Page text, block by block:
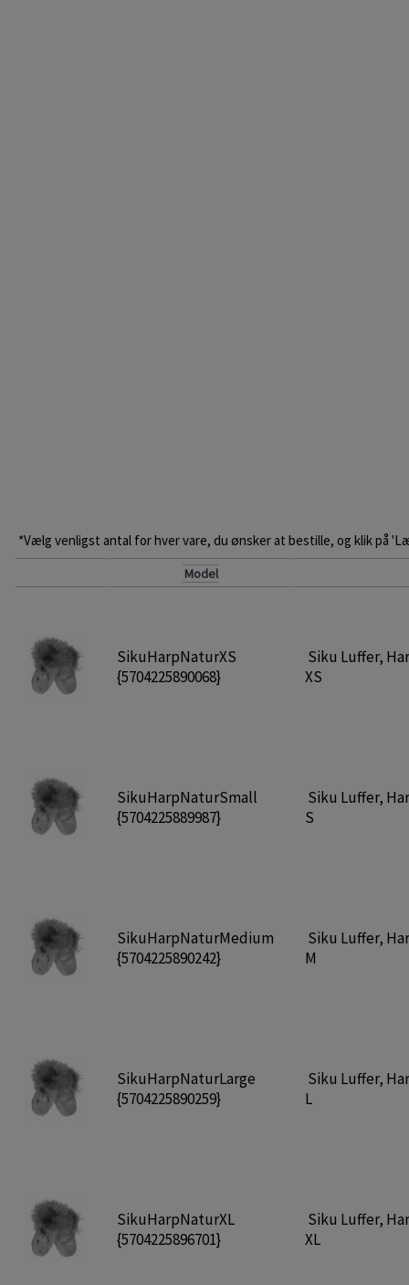
*Vælg venligst antal for hver vare, du ønsker at bestille, og klik på
Model
SikuHarpNaturXS
{5704225890068}
Siku Luffer,
XS
SikuHarpNaturSmall
{5704225889987}
Siku Luffer,
S
SikuHarpNaturMedium
{5704225890242}
Siku Luffer,
M
SikuHarpNaturLarge
{5704225890259}
Siku Luffer,
L
SikuHarpNaturXL
{5704225896701}
Siku Luffer,
XL